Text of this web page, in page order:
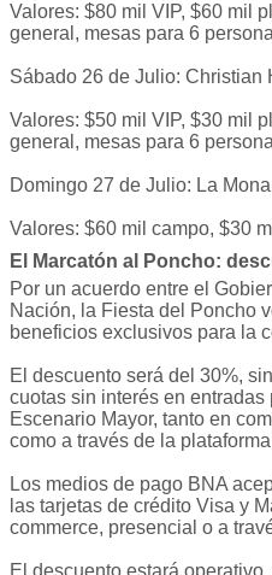
Valores: $80 mil VIP, $60 mil
general, mesas para 6
Sábado 26 de Julio: Christian
Valores: $50 mil VIP, $30 mil
general, mesas para 6
Domingo 27 de Julio: La
Valores: $60 mil campo, $30
El Marcatón al Poncho:
Por un acuerdo entre el
Nación, la Fiesta del Poncho
beneficios exclusivos para la
El descuento será del 30%,
cuotas sin interés en entradas
Escenario Mayor, tanto en
como a través de la
Los medios de pago BNA
las tarjetas de crédito Visa y
commerce, presencial o a